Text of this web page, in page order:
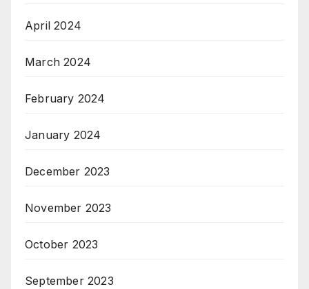
April 2024
March 2024
February 2024
January 2024
December 2023
November 2023
October 2023
September 2023